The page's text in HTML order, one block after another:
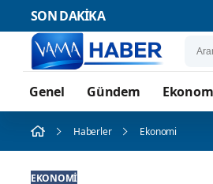
SON DAKİKA
Genel Gündem
Haberler Ekonomi
EKONOMI